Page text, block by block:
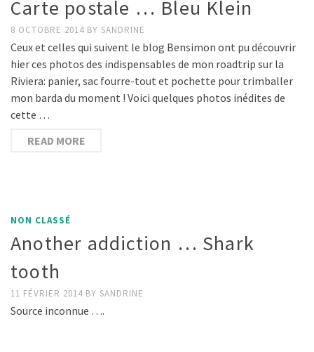
Carte postale … Bleu Klein
8 OCTOBRE 2014 BY SANDRINE
Ceux et celles qui suivent le blog Bensimon ont pu découvrir
hier ces photos des indispensables de mon roadtrip sur la
Riviera: panier, sac fourre-tout et pochette pour trimballer
mon barda du moment ! Voici quelques photos inédites de
cette …
READ MORE
NON CLASSÉ
Another addiction … Shark
tooth
11 FÉVRIER 2014 BY SANDRINE
Source inconnue ….